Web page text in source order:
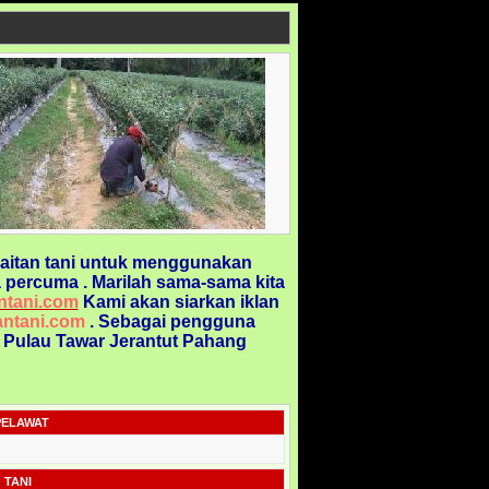
tani untuk menggunakan
. Marilah sama-sama kita
Kami akan siarkan iklan
. Sebagai pengguna
Tawar Jerantut Pahang
TANI